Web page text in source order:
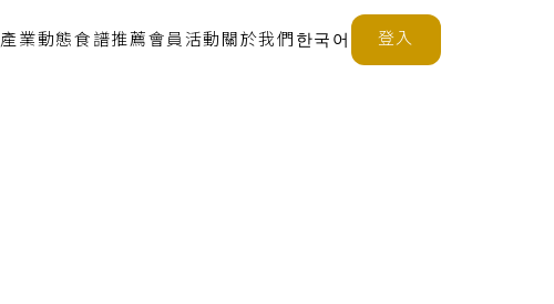
產業動態 食譜推薦 會員活動 關於我們 한국어 登入